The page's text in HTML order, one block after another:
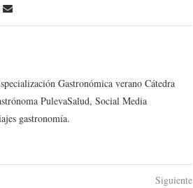
Gastronómica verano Cátedra
PulevaSalud, Social Media
gastronomía.
Siguiente